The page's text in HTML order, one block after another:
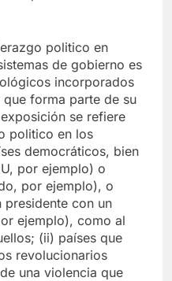
politico en
de gobierno es
incorporados
forma parte de su
se refiere
politico en los
democráticos, bien
por ejemplo) o
por ejemplo), o
con un
ejemplo), como al
(ii) países que
revolucionarios
una violencia que